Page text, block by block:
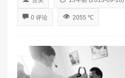
0 评论 2055 ℃